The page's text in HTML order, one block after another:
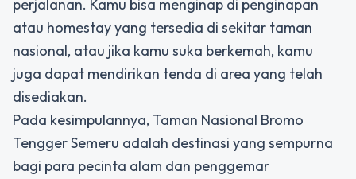
perjalanan. Kamu bisa menginap di penginapan
atau homestay yang tersedia di sekitar taman
nasional, atau jika kamu suka berkemah, kamu
juga dapat mendirikan tenda di area yang telah
disediakan.
Pada kesimpulannya, Taman Nasional Bromo
Tengger Semeru adalah destinasi yang sempurna
bagi para pecinta alam dan penggemar